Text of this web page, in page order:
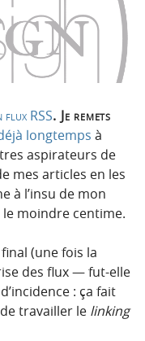
flux RSS. Je remets
longtemps à
aspirateurs de
mes articles en les
à l’insu de mon
moindre centime.
final (une fois la
des flux — fut-elle
: ça fait
travailler le linking